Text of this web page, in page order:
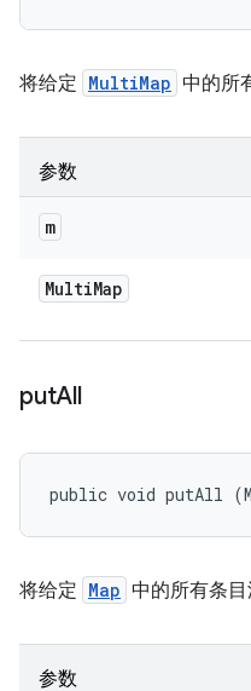
将给定 MultiMap 中的所
参数
m
MultiMap
putAll
public void putAll
将给定 Map 中的所有条
参数